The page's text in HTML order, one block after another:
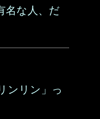
名な人、だ
ンリン」っ